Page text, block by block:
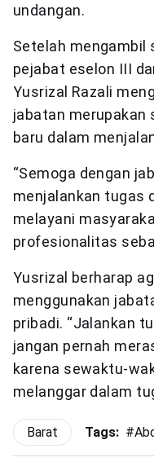
undangan.
Setelah mengambil
pejabat eselon III
Yusrizal Razali
jabatan merupakan
baru dalam
“Semoga dengan
menjalankan tugas
melayani
profesionalitas
Yusrizal berharap
menggunakan
pribadi. “Jalankan
jangan pernah
karena sewaktu-
melanggar dalam
Barat Tags: #